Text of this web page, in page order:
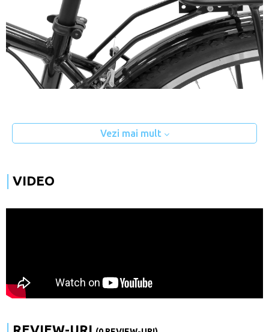
Vezi mai mult
VIDEO